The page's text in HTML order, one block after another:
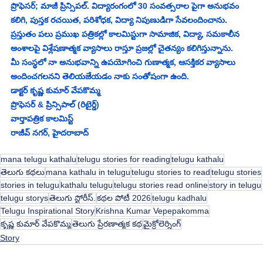
ప్రొఫెసర్; మాజీ ప్రిన్సిపల్. విద్యారంగంలో 30 సంవత్సరాల పైగా అనుభవం
కలిగి, పుస్తక రచయిత, పరిశోధక, విద్యా నిపుణుడిగా సేవలందించాను.
ప్రస్తుతం పలు ప్రముఖ పత్రికల్లో కాలమిస్టుగా సామాజిక, విద్యా, సమకాలీన
అంశాలపై విశ్లేషణాత్మక వ్యాసాలు రాస్తూ ప్రజల్లో చైతన్యం కలిగిస్తున్నాను.
మీ సంస్థలో నా అనుభవాన్ని ఉపయోగించి గుణాత్మక, ఆసక్తికర వ్యాసాలు
అందించగలనని తెలియజేయడం నాకు సంతోషంగా ఉంది.
డాక్టర్ కృష్ణ కుమార్ వేపకొమ్మ
ప్రొఫెసర్ & ప్రిన్సిపాల్ (రిటైర్డ్)
వార్తాపత్రిక కాలమిస్ట్
రాజీవ్ నగర్, హైదరాబాద్
mana telugu kathalutelugu stories for readingtelugu kathalu
తెలుగు కథలుmana kathalu in telugutelugu stories to readtelugu stories
stories in telugu kathalu telugutelugu stories read onlinestory in telugu
telugu storysతెలుగు స్టోరీస్. కథల పోటీ 2026telugu kadhalu
Telugu Inspirational StoryKrishna Kumar Vepepakomma
కృష్ణ కుమార్ వేపకొమ్మతెలుగు ప్రేరణాత్మక కథమైక్రోలెర్నింగ్
Story